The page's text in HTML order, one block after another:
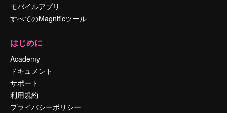
モバイルアプリ
すべてのMagnificツール
はじめに
Academy
ドキュメント
サポート
利用規約
プライバシーポリシー